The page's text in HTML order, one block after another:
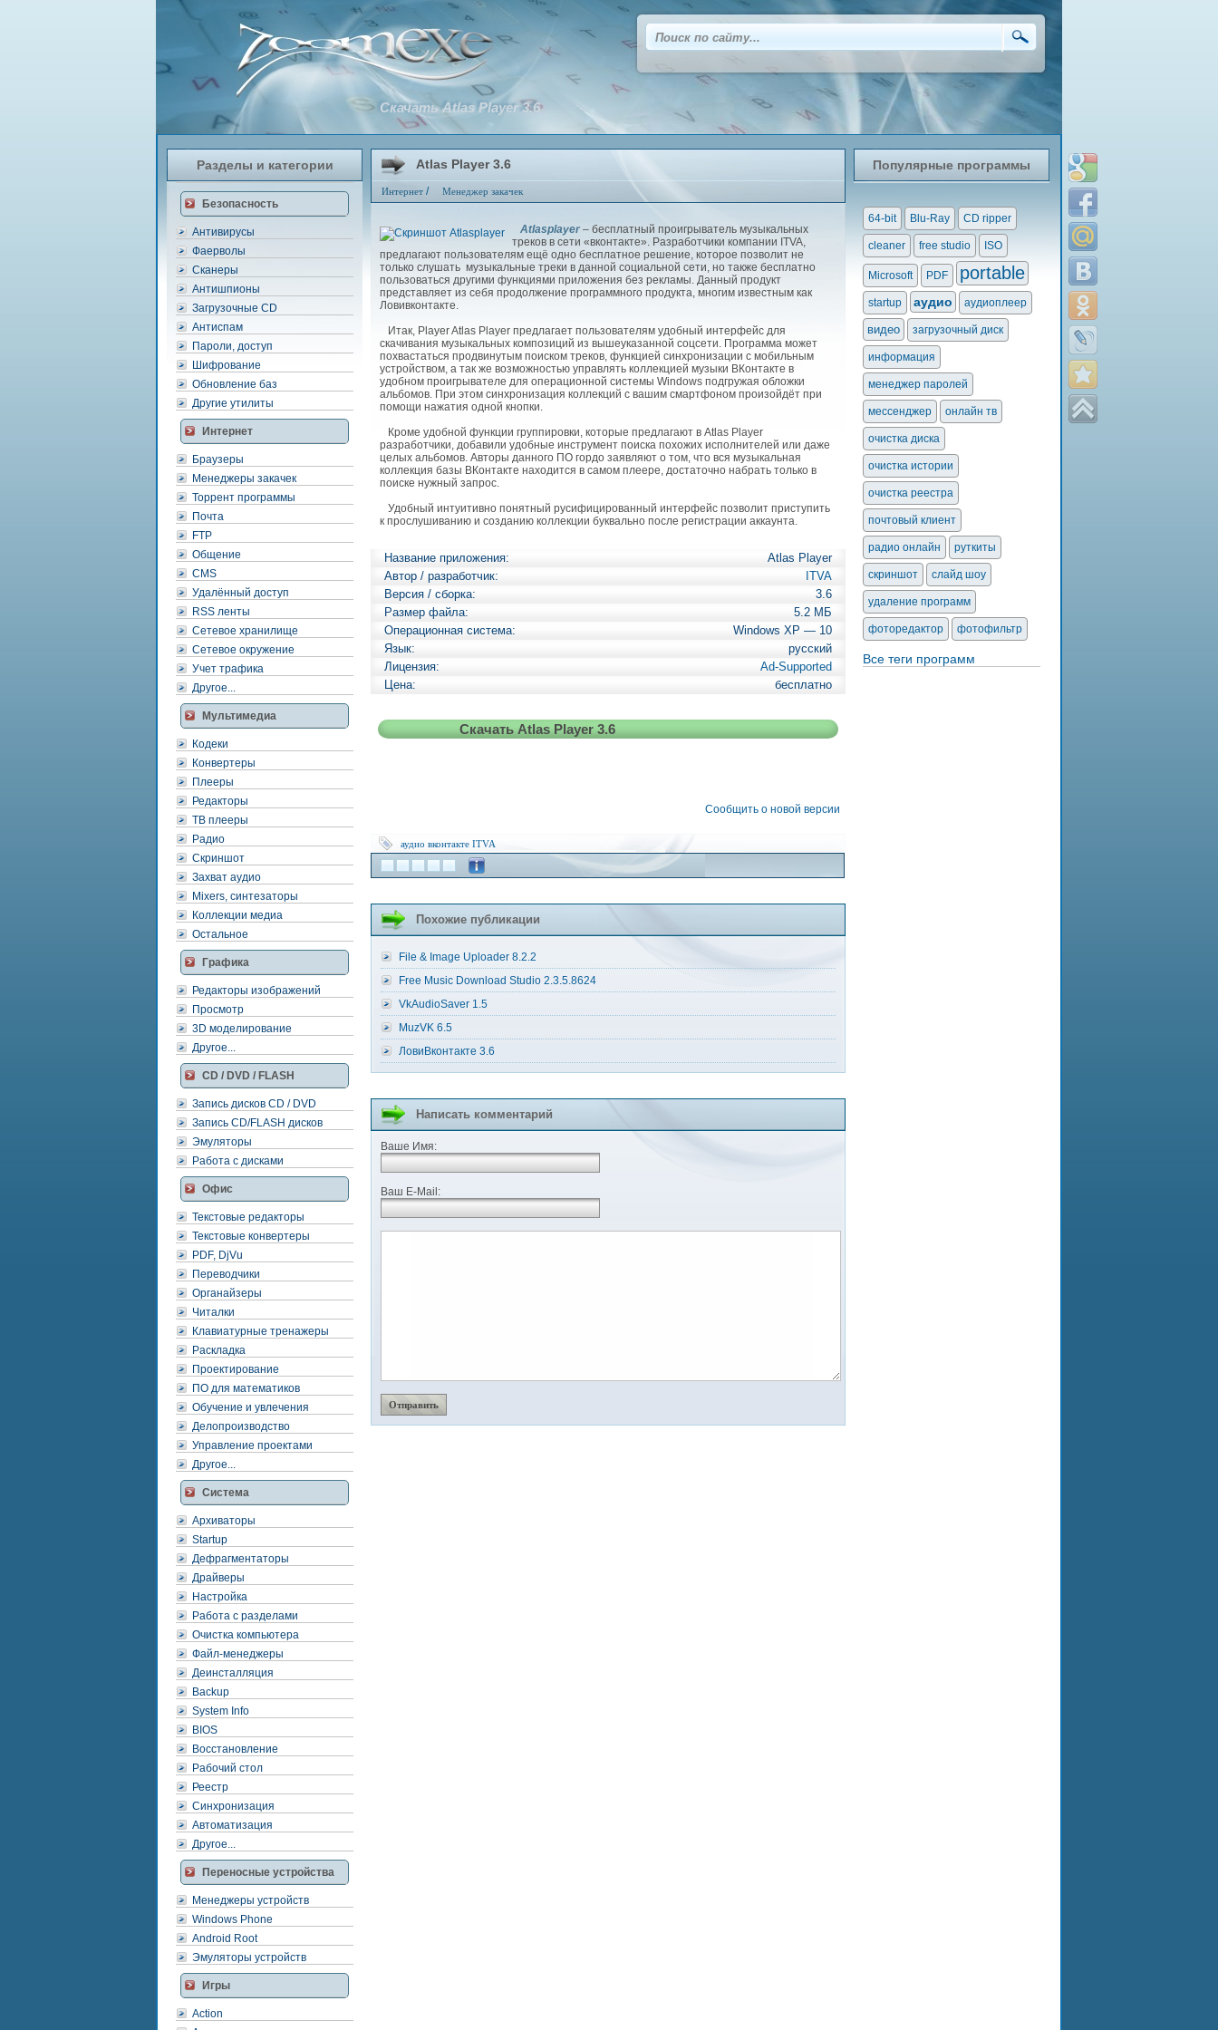
Разделы и категории
Безопасность
Антивирусы
Фаерволы
Сканеры
Антишпионы
Загрузочные CD
Антиспам
Пароли, доступ
Шифрование
Обновление баз
Другие утилиты
Интернет
Браузеры
Менеджеры закачек
Торрент программы
Почта
FTP
Общение
CMS
Удалённый доступ
RSS ленты
Сетевое хранилище
Сетевое окружение
Учет трафика
Другое...
Мультимедиа
Кодеки
Конвертеры
Плееры
Редакторы
ТВ плееры
Радио
Скриншот
Захват аудио
Mixers, синтезаторы
Коллекции медиа
Остальное
Графика
Редакторы изображений
Просмотр
3D моделирование
Другое...
CD / DVD / FLASH
Запись дисков CD / DVD
Запись CD/FLASH дисков
Эмуляторы
Работа с дисками
Офис
Текстовые редакторы
Текстовые конвертеры
PDF, DjVu
Переводчики
Органайзеры
Читалки
Клавиатурные тренажеры
Раскладка
Проектирование
ПО для математиков
Обучение и увлечения
Делопроизводство
Управление проектами
Другое...
Система
Архиваторы
Startup
Дефрагментаторы
Драйверы
Настройка
Работа с разделами
Очистка компьютера
Файл-менеджеры
Деинсталляция
Backup
System Info
BIOS
Восстановление
Рабочий стол
Реестр
Синхронизация
Автоматизация
Другое...
Переносные устройства
Менеджеры устройств
Windows Phone
Android Root
Эмуляторы устройств
Игры
Action
Atlas Player 3.6
Интернет / Менеджер закачек
Скачать Atlas Player 3.6
Atlasplayer – бесплатный проигрыватель музыкальных
треков в сети «вконтакте». Разработчики компании ITVA,
предлагают пользователям ещё одно бесплатное решение, которое позволит не
только слушать музыкальные треки в данной социальной сети, но также бесплатно
пользоваться другими функциями приложения без рекламы. Данный продукт
представляет из себя продолжение программного продукта, многим известным как
Ловивконтакте.
Итак, Player Atlas Player предлагает пользователям удобный интерфейс для
скачивания музыкальных композиций из вышеуказанной соцсети. Программа может
похвастаться продвинутым поиском треков, функцией синхронизации с мобильным
устройством, а так же возможностью управлять коллекцией музыки ВКонтакте в
удобном проигрывателе для операционной системы Windows подгружая обложки
альбомов. При этом синхронизация коллекций с вашим смартфоном произойдёт при
помощи нажатия одной кнопки.
Кроме удобной функции группировки, которые предлагают в Atlas Player
разработчики, добавили удобные инструмент поиска похожих исполнителей или даже
целых альбомов. Авторы данного ПО гордо заявляют о том, что вся музыкальная
коллекция базы ВКонтакте находится в самом плеере, достаточно набрать только в
поиске нужный запрос.
Удобный интуитивно понятный русифицированный интерфейс позволит приступить
к прослушиванию и созданию коллекции буквально после регистрации аккаунта.
Название приложения:
Atlas Player
Автор / разработчик:
ITVA
Версия / сборка:
3.6
Размер файла:
5.2 МБ
Операционная система:
Windows XP — 10
Язык:
русский
Лицензия:
Ad-Supported
Цена:
бесплатно
Скачать Atlas Player 3.6
Сообщить о новой версии
аудио вконтакте ITVA
Похожие публикации
File & Image Uploader 8.2.2
Free Music Download Studio 2.3.5.8624
VkAudioSaver 1.5
MuzVK 6.5
ЛовиВконтакте 3.6
Написать комментарий
Ваше Имя:
Ваш E-Mail:
Популярные программы
64-bit Blu-Ray CD ripper
cleaner free studio ISO
Microsoft PDF portable
startup аудио аудиоплеер
видео загрузочный диск
информация
менеджер паролей
мессенджер онлайн тв
очистка диска
очистка истории
очистка реестра
почтовый клиент
радио онлайн руткиты
скриншот слайд шоу
удаление программ
фоторедактор фотофильтр
Все теги программ